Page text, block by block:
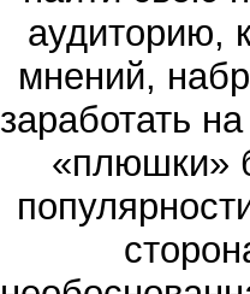
аудиторию,
мнений,
заработать
«плюшки»